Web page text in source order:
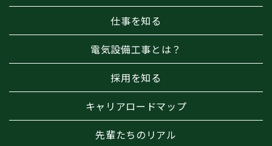
仕事を知る
電気設備工事とは？
採用を知る
キャリアロードマップ
先輩たちのリアル